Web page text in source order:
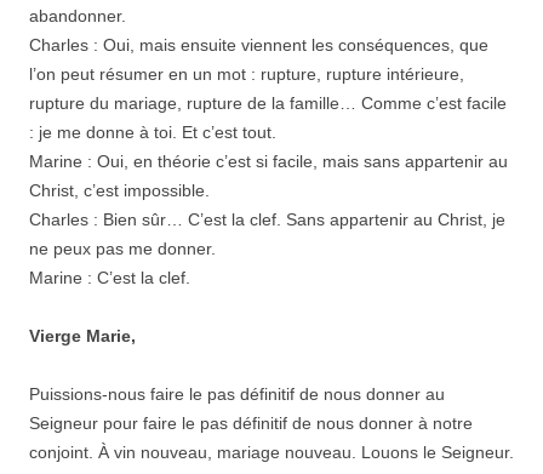
abandonner.
Charles : Oui, mais ensuite viennent les conséquences, que
l’on peut résumer en un mot : rupture, rupture intérieure,
rupture du mariage, rupture de la famille… Comme c’est facile
: je me donne à toi. Et c’est tout.
Marine : Oui, en théorie c’est si facile, mais sans appartenir au
Christ, c’est impossible.
Charles : Bien sûr… C’est la clef. Sans appartenir au Christ, je
ne peux pas me donner.
Marine : C’est la clef.
Vierge Marie,
Puissions-nous faire le pas définitif de nous donner au
Seigneur pour faire le pas définitif de nous donner à notre
conjoint. À vin nouveau, mariage nouveau. Louons le Seigneur.